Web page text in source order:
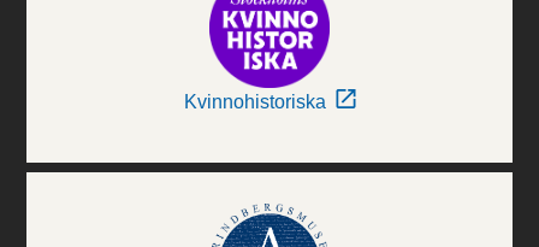
Kvinnohistoriska